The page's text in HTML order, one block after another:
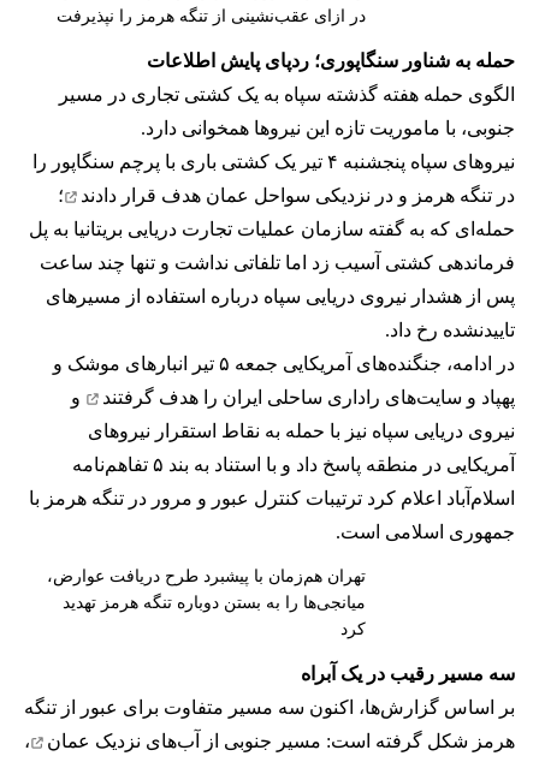
در ازای عقب‌نشینی از تنگه هرمز را نپذیرفت
حمله به شناور سنگاپوری؛ ردپای پایش اطلاعات
الگوی حمله هفته گذشته سپاه به یک کشتی تجاری در مسیر
جنوبی، با ماموریت تازه این نیروها همخوانی دارد.
نیروهای سپاه پنجشنبه ۴ تیر یک کشتی باری با پرچم سنگاپور را
در تنگه هرمز و در نزدیکی سواحل عمان هدف قرار دادند
؛
حمله‌ای که به گفته سازمان عملیات تجارت دریایی بریتانیا به پل
فرماندهی کشتی آسیب زد اما تلفاتی نداشت و تنها چند ساعت
پس از هشدار نیروی دریایی سپاه درباره استفاده از مسیرهای
تاییدنشده رخ داد.
در ادامه، جنگنده‌های آمریکایی جمعه ۵ تیر انبارهای موشک و
پهپاد و سایت‌های راداری ساحلی ایران را هدف گرفتند
و
نیروی دریایی سپاه نیز با حمله به نقاط استقرار نیروهای
آمریکایی در منطقه پاسخ داد و با استناد به بند ۵ تفاهم‌نامه
اسلام‌آباد اعلام کرد ترتیبات کنترل عبور و مرور در تنگه هرمز با
جمهوری اسلامی است.
تهران هم‌زمان با پیشبرد طرح دریافت عوارض،
میانجی‌ها را به بستن دوباره تنگه هرمز تهدید
کرد
سه مسیر رقیب در یک آبراه
بر اساس گزارش‌ها، اکنون سه مسیر متفاوت برای عبور از تنگه
هرمز شکل گرفته است: مسیر جنوبی از
آب‌های نزدیک عمان
،